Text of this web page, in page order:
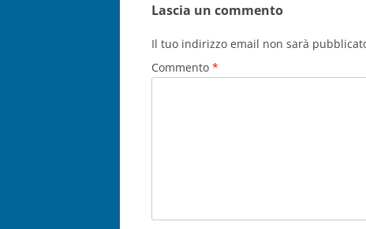
Lascia un commento
Il tuo indirizzo email non sarà
Commento *